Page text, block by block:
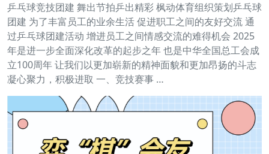
乒乓球竞技团建 舞出节拍乒出精彩 枫动体育组织策划乒乓球
团建 为了丰富员工的业余生活 促进职工之间的友好交流 通
过乒乓球团建活动 增进员工之间情感交流的难得机会 2025
年是进一步全面深化改革的起步之年 也是中华全国总工会成
立100周年 让我们以更加崭新的精神面貌和更加昂扬的斗志
凝心聚力，积极进取 一、竞技赛事 …